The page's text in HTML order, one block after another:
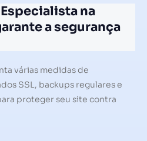
na
a segurança
várias medidas de
SSL, backups regulares e
proteger seu site contra